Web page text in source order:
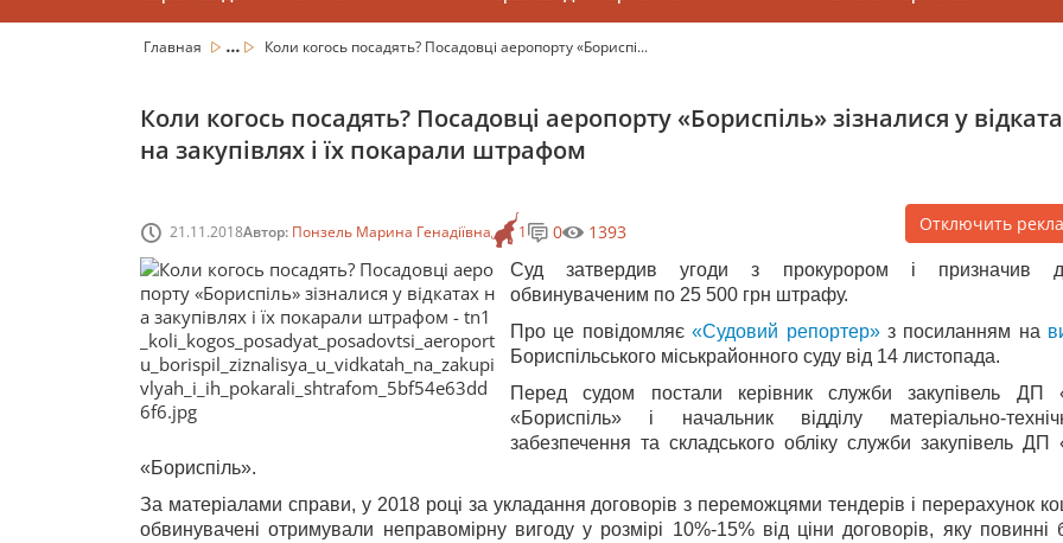
Главная ... Коли когось посадять? Посадовці аеропорту «Бориспі...
Коли когось посадять? Посадовці аеропорту «Бориспіль» зізналися у
на закупівлях і їх покарали штрафом
21.11.2018Автор: Понзель Марина Генадіївна 1 0 1393 Отключить
Суд затвердив угоди з прокурором і призначив
обвинуваченим по 25 500 грн штрафу.
Про це повідомляє«Судовий репортер»з посиланням на
Бориспільського міськрайонного суду від 14 листопада.
Перед судом постали керівник служби закупівель ДП
«Бориспіль» і начальник відділу матеріально-
забезпечення та складського обліку служби закупівель
«Бориспіль».
За матеріалами справи, у 2018 році за укладання договорів з переможцями тендерів і перерахунок
обвинувачені отримували неправомірну вигоду у розмірі 10%-15% від ціни договорів, яку повинні